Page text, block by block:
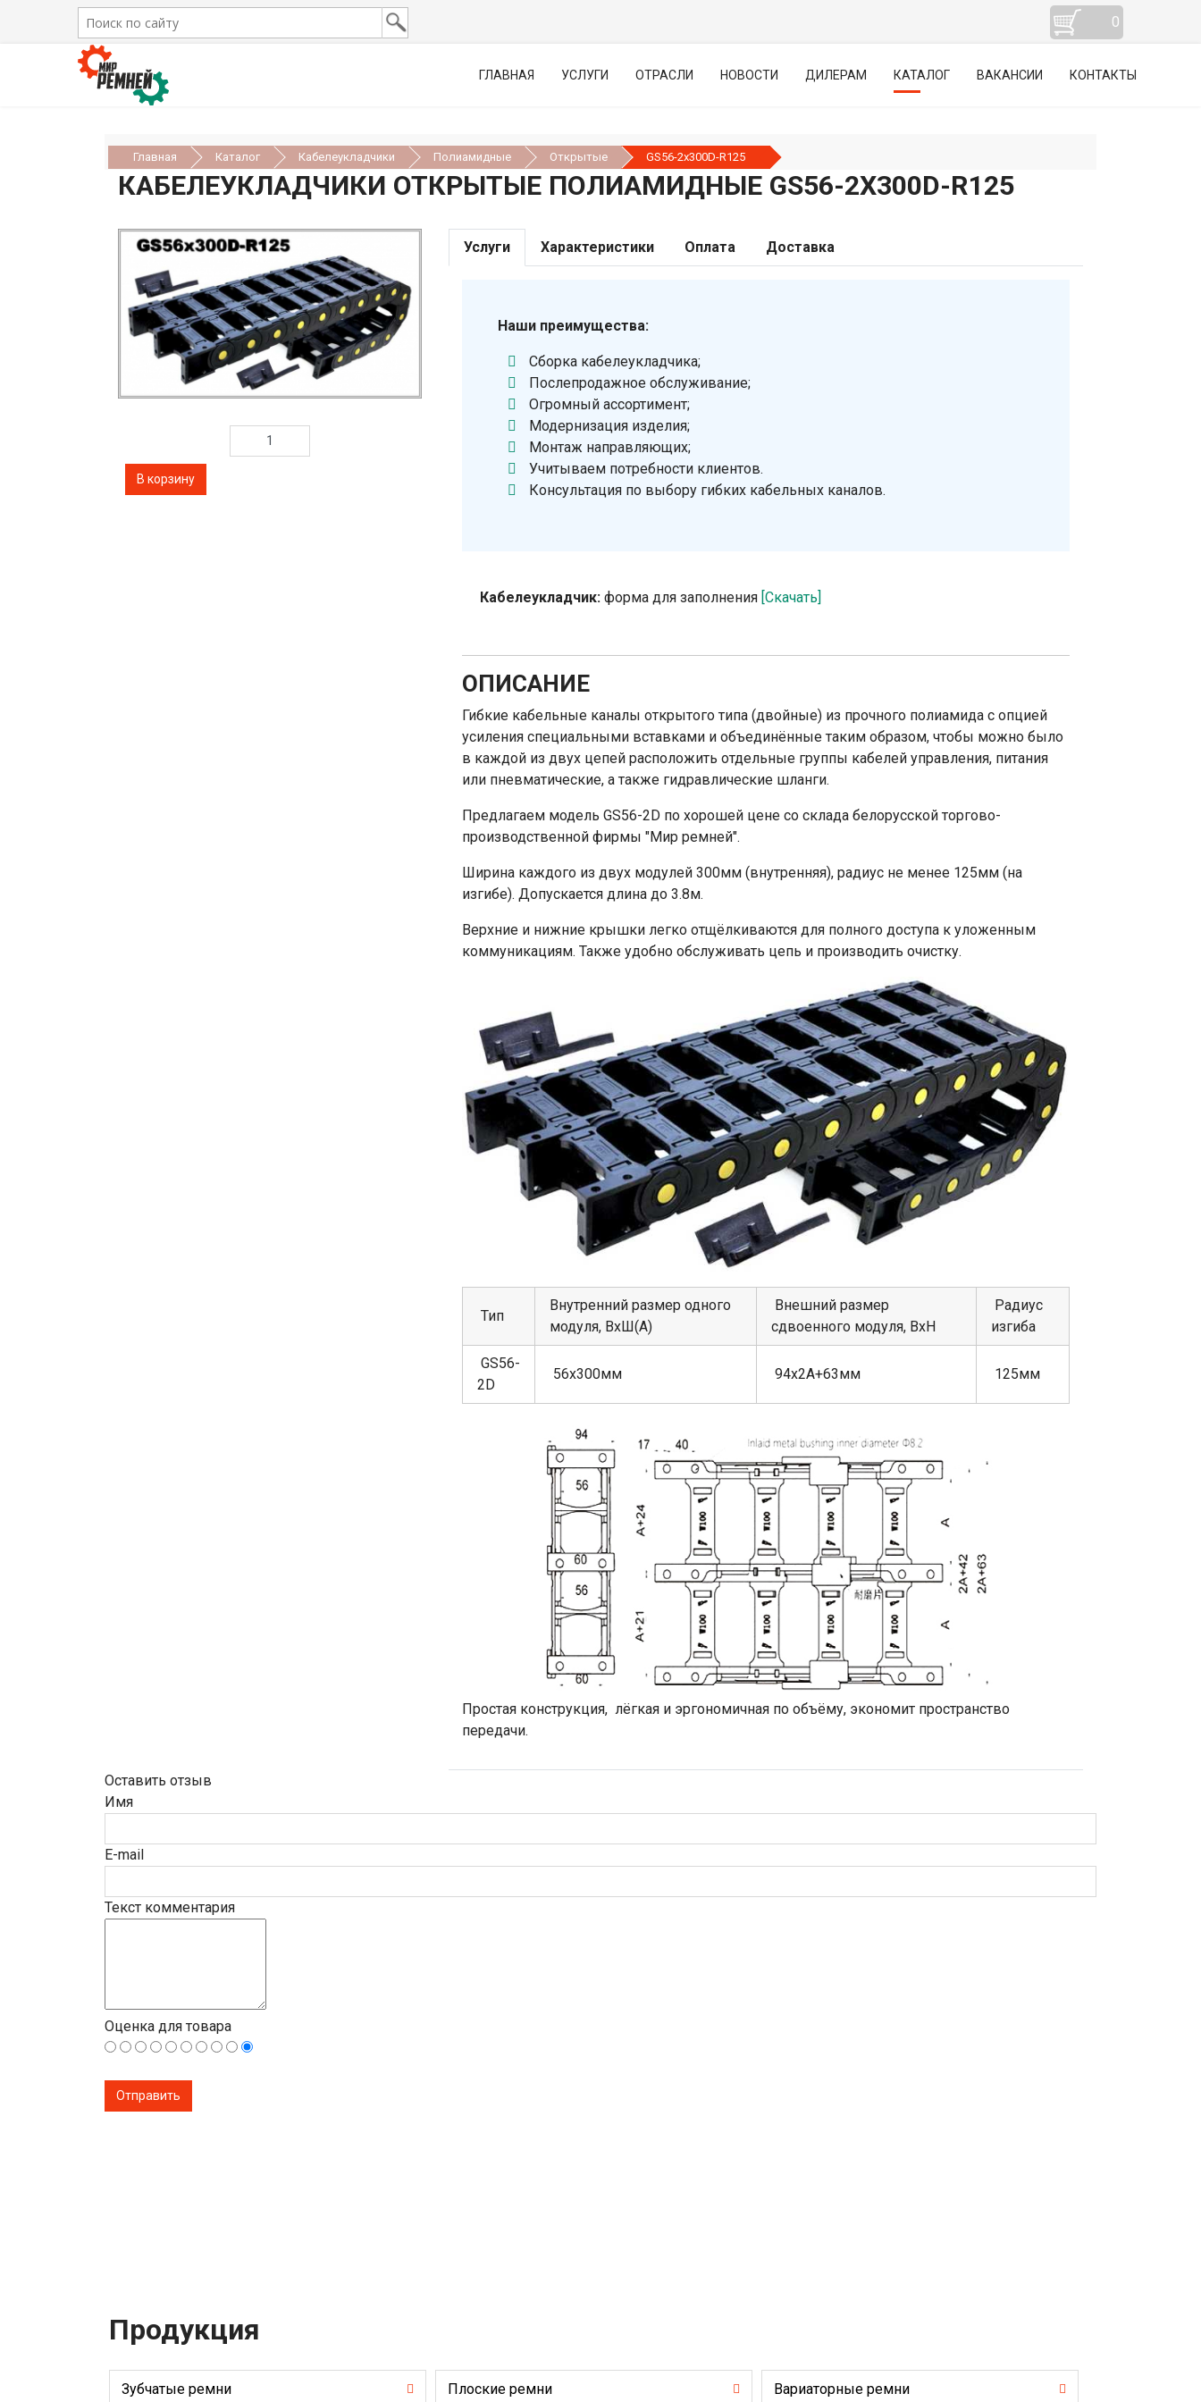
0
ГЛАВНАЯ УСЛУГИ ОТРАСЛИ НОВОСТИ ДИЛЕРАМ КАТАЛОГ ВАКАНСИИ КОНТАКТЫ
Главная Каталог Кабелеукладчики Полиамидные Открытые GS56-2х300D-R125
КАБЕЛЕУКЛАДЧИКИ ОТКРЫТЫЕ ПОЛИАМИДНЫЕ GS56-2Х300D-R125
Услуги Характеристики Оплата Доставка
Наши преимущества:
Сборка кабелеукладчика;
Послепродажное обслуживание;
Огромный ассортимент;
Модернизация изделия;
Монтаж направляющих;
Учитываем потребности клиентов.
Консультация по выбору гибких кабельных каналов.
Кабелеукладчик: форма для заполнения [Скачать]
ОПИСАНИЕ
Гибкие кабельные каналы открытого типа (двойные) из прочного полиамида с опцией
усиления специальными вставками и объединённые таким образом, чтобы можно было
в каждой из двух цепей расположить отдельные группы кабелей управления, питания
или пневматические, а также гидравлические шланги.
Предлагаем модель GS56-2D по хорошей цене со склада белорусской торгово-
производственной фирмы "Мир ремней".
Ширина каждого из двух модулей 300мм (внутренняя), радиус не менее 125мм (на
изгибе). Допускается длина до 3.8м.
Верхние и нижние крышки легко отщёлкиваются для полного доступа к уложенным
коммуникациям. Также удобно обслуживать цепь и производить очистку.
Тип
Внутренний размер одного
модуля, ВхШ(А)
Внешний размер
сдвоенного модуля, ВхН
Радиус
изгиба
GS56-
2D
56х300мм 94х2А+63мм 125мм
Простая конструкция, лёгкая и эргономичная по объёму, экономит пространство
передачи.
Оставить отзыв
Имя
E-mail
Текст комментария
Оценка для товара
Продукция
Зубчатые ремни Плоские ремни Вариаторные ремни